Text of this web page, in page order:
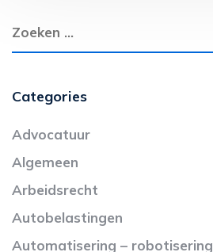
Categories
Advocatuur
Algemeen
Arbeidsrecht
Autobelastingen
Automatisering – robotisering